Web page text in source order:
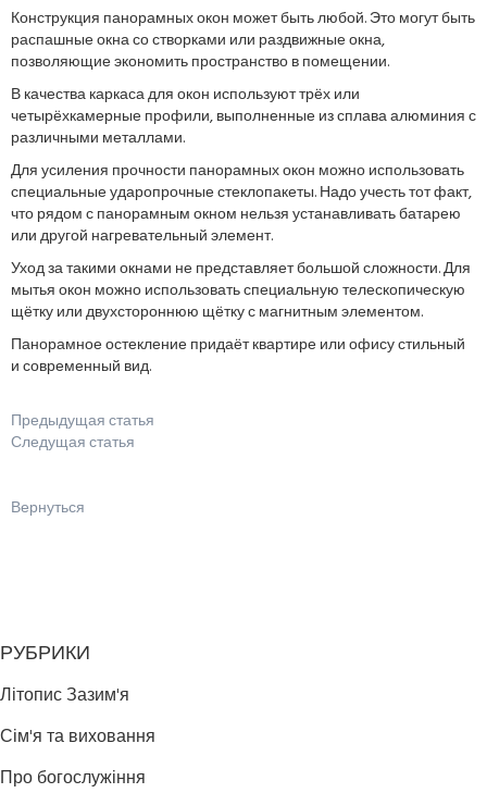
Конструкция панорамных окон может быть любой. Это могут быть
распашные окна со створками или раздвижные окна,
позволяющие экономить пространство в помещении.
В качества каркаса для окон используют трёх или
четырёхкамерные профили, выполненные из сплава алюминия с
различными металлами.
Для усиления прочности панорамных окон можно использовать
специальные ударопрочные стеклопакеты. Надо учесть тот факт,
что рядом с панорамным окном нельзя устанавливать батарею
или другой нагревательный элемент.
Уход за такими окнами не представляет большой сложности. Для
мытья окон можно использовать специальную телескопическую
щётку или двухстороннюю щётку с магнитным элементом.
Панорамное остекление придаёт квартире или офису стильный
и современный вид.
Предыдущая статья
Следущая статья
Вернуться
РУБРИКИ
Літопис Зазим'я
Сім'я та виховання
Про богослужіння